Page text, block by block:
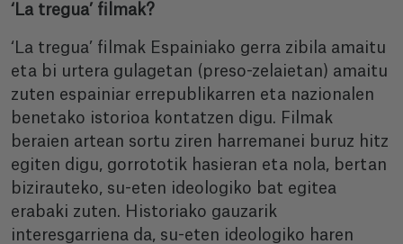
‘La tregua’ filmak?
‘La tregua’ filmak Espainiako gerra zibila amaitu
eta bi urtera gulagetan (preso-zelaietan) amaitu
zuten espainiar errepublikarren eta nazionalen
benetako istorioa kontatzen digu. Filmak
beraien artean sortu ziren harremanei buruz hitz
egiten digu, gorrototik hasieran eta nola, bertan
bizirauteko, su-eten ideologiko bat egitea
erabaki zuten. Historiako gauzarik
interesgarriena da, su-eten ideologiko haren